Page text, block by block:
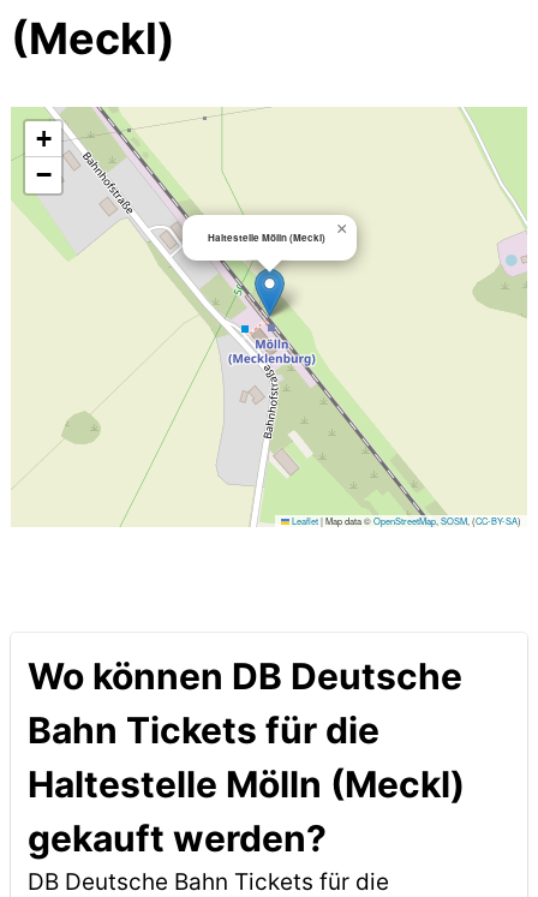
(Meckl)
Haltestelle Mölln (Meckl) ×
+
−
Leaflet|Map data ©OpenStreetMap ,SOSM , (CC-BY-SA)
Wo können DB Deutsche
Bahn Tickets für die
Haltestelle Mölln (Meckl)
gekauft werden?
DB Deutsche Bahn Tickets für die